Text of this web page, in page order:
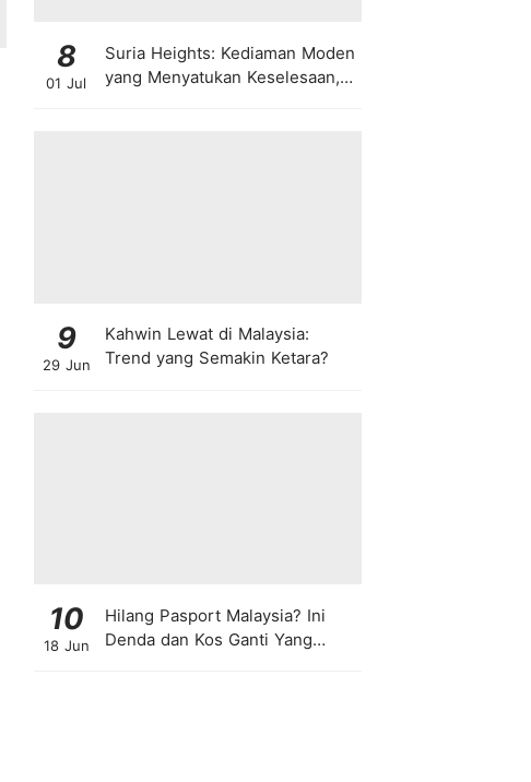
8
01 Jul
Suria Heights: Kediaman Moden
yang Menyatukan Keselesaan,
9
29 Jun
Kahwin Lewat di Malaysia:
Trend yang Semakin Ketara?
10
18 Jun
Hilang Pasport Malaysia? Ini
Denda dan Kos Ganti Yang